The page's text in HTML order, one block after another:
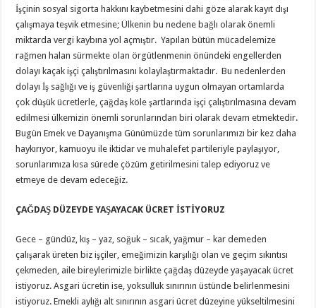
İşçinin sosyal sigorta hakkını kaybetmesini dahi göze alarak kayıt dışı
çalışmaya teşvik etmesine; Ülkenin bu nedene bağlı olarak önemli
miktarda vergi kaybına yol açmıştır. Yapılan bütün mücadelemize
rağmen halan sürmekte olan örgütlenmenin önündeki engellerden
dolayı kaçak işçi çalıştırılmasını kolaylaştırmaktadır. Bu nedenlerden
dolayı İş sağlığı ve iş güvenliği şartlarına uygun olmayan ortamlarda
çok düşük ücretlerle, çağdaş köle şartlarında işçi çalıştırılmasına devam
edilmesi ülkemizin önemli sorunlarından biri olarak devam etmektedir.
Bugün Emek ve Dayanışma Günümüzde tüm sorunlarımızı bir kez daha
haykırıyor, kamuoyu ile iktidar ve muhalefet partileriyle paylaşıyor,
sorunlarımıza kısa sürede çözüm getirilmesini talep ediyoruz ve
etmeye de devam edeceğiz.
ÇAĞDAŞ DÜZEYDE YAŞAYACAK ÜCRET İSTİYORUZ
Gece – gündüz, kış – yaz, soğuk – sıcak, yağmur – kar demeden
çalışarak üreten biz işçiler, emeğimizin karşılığı olan ve geçim sıkıntısı
çekmeden, aile bireylerimizle birlikte çağdaş düzeyde yaşayacak ücret
istiyoruz. Asgari ücretin ise, yoksulluk sınırının üstünde belirlenmesini
istiyoruz. Emekli aylığı alt sınırının asgari ücret düzeyine yükseltilmesini